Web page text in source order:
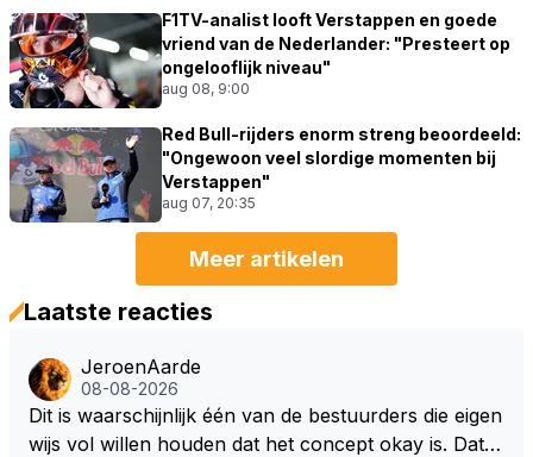
F1TV-analist looft Verstappen en goede
vriend van de Nederlander: "Presteert op
ongelooflijk niveau"
aug 08, 9:00
Red Bull-rijders enorm streng beoordeeld:
"Ongewoon veel slordige momenten bij
Verstappen"
aug 07, 20:35
Meer artikelen
Laatste reacties
JeroenAarde
08-08-2026
Dit is waarschijnlijk één van de bestuurders die eigen
wijs vol willen houden dat het concept okay is. Dat is